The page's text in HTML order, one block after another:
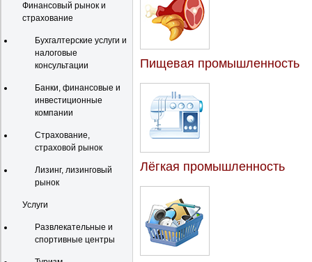
Финансовый рынок и
страхование
Бухгалтерские услуги и
налоговые
консультации
Банки, финансовые и
инвестиционные
компании
Страхование,
страховой рынок
Лизинг, лизинговый
рынок
Услуги
Развлекательные и
спортивные центры
Пищевая промышленность
Лёгкая промышленность